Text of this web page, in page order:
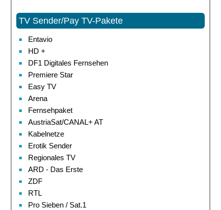
TV Sender/Pay TV-Pakete
Entavio
HD +
DF1 Digitales Fernsehen
Premiere Star
Easy TV
Arena
Fernsehpaket
AustriaSat/CANAL+ AT
Kabelnetze
Erotik Sender
Regionales TV
ARD - Das Erste
ZDF
RTL
Pro Sieben / Sat.1